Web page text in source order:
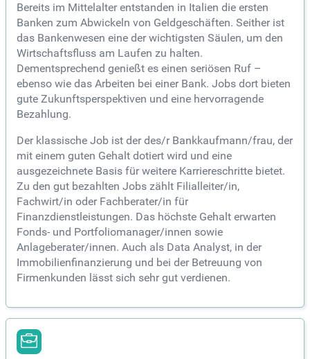
Bereits im Mittelalter entstanden in Italien die ersten
Banken zum Abwickeln von Geldgeschäften. Seither ist
das Bankenwesen eine der wichtigsten Säulen, um den
Wirtschaftsfluss am Laufen zu halten.
Dementsprechend genießt es einen seriösen Ruf –
ebenso wie das Arbeiten bei einer Bank. Jobs dort bieten
gute Zukunftsperspektiven und eine hervorragende
Bezahlung.
Der klassische Job ist der des/r Bankkaufmann/frau, der
mit einem guten Gehalt dotiert wird und eine
ausgezeichnete Basis für weitere Karriereschritte bietet.
Zu den gut bezahlten Jobs zählt Filialleiter/in,
Fachwirt/in oder Fachberater/in für
Finanzdienstleistungen. Das höchste Gehalt erwarten
Fonds- und Portfoliomanager/innen sowie
Anlageberater/innen. Auch als Data Analyst, in der
Immobilienfinanzierung und bei der Betreuung von
Firmenkunden lässt sich sehr gut verdienen.